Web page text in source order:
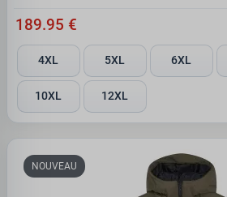
189.95 €
4XL 5XL 6XL
10XL 12XL
NOUVEAU